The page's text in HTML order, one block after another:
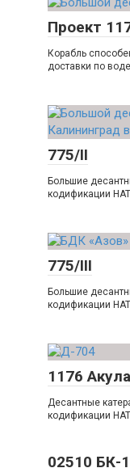
Проект
Корабль
доставки по
775/II
Большие
кодификации
775/III
Большие
кодификации
1176 Акула
Десантные
кодификации
02510 БК-